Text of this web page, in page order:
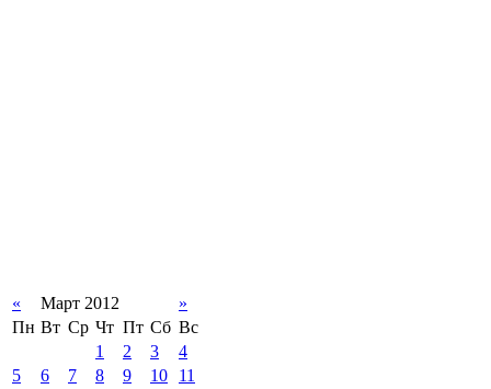
« Март 2012
»
Пн Вт Ср Чт Пт Сб Вс
1
2 3
4
5
6 7 8 9 10
11